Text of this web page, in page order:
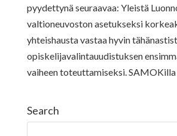
pyydettynä seuraavaa: Yleistä
valtioneuvoston asetukseksi
yhteishausta vastaa hyvin
opiskelijavalintauudistuksen
vaiheen toteuttamiseksi. SAMOKilla
Search